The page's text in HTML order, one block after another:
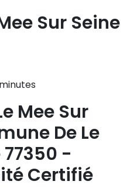
Sur Seine
Mee Sur
De Le
77350 -
Certifié